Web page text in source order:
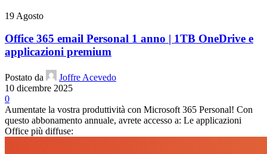
19 Agosto
Office 365 email Personal 1 anno | 1TB OneDrive e
applicazioni premium
Postato da
Joffre Acevedo
10 dicembre 2025
0
Aumentate la vostra produttività con Microsoft 365 Personal! Con
questo abbonamento annuale, avrete accesso a: Le applicazioni
Office più diffuse: